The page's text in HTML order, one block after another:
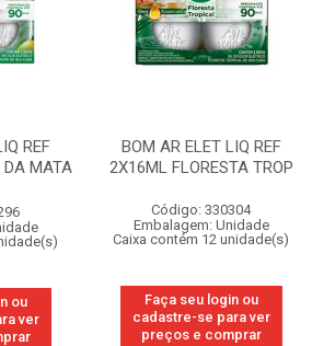
REF
DA MATA
ou
ver
BOM AR ELET LIQ REF
2X16ML FLORESTA TROP
Código: 330304
Embalagem: Unidade
Caixa contém 12 unidade(s)
Faça seu login ou
cadastre-se para ver
preços e comprar